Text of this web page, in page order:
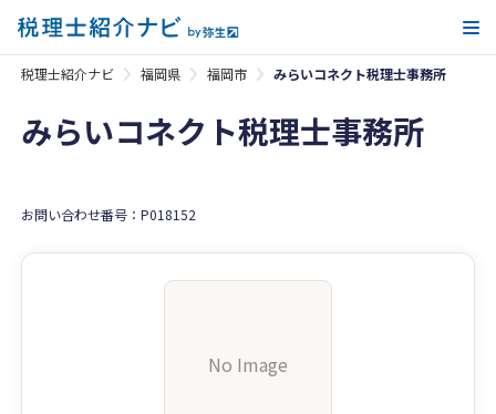
税理士紹介ナビ 福岡県 福岡市 みらいコネクト税理士事務所
みらいコネクト税理士事務所
お問い合わせ番号：P018152
No Image